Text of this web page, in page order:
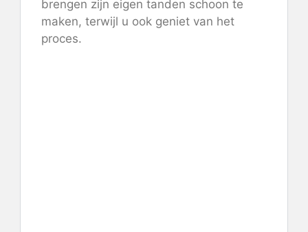
brengen zijn eigen tanden schoon te
maken, terwijl u ook geniet van het
proces.